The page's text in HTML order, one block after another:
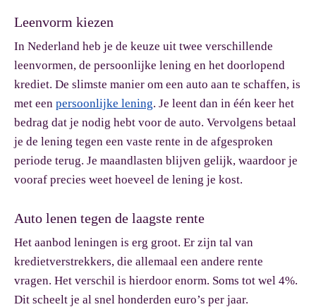
Leenvorm kiezen
In Nederland heb je de keuze uit twee verschillende
leenvormen, de persoonlijke lening en het doorlopend
krediet. De slimste manier om een auto aan te schaffen, is
met een persoonlijke lening. Je leent dan in één keer het
bedrag dat je nodig hebt voor de auto. Vervolgens betaal
je de lening tegen een vaste rente in de afgesproken
periode terug. Je maandlasten blijven gelijk, waardoor je
vooraf precies weet hoeveel de lening je kost.
Auto lenen tegen de laagste rente
Het aanbod leningen is erg groot. Er zijn tal van
kredietverstrekkers, die allemaal een andere rente
vragen. Het verschil is hierdoor enorm. Soms tot wel 4%.
Dit scheelt je al snel honderden euro’s per jaar.